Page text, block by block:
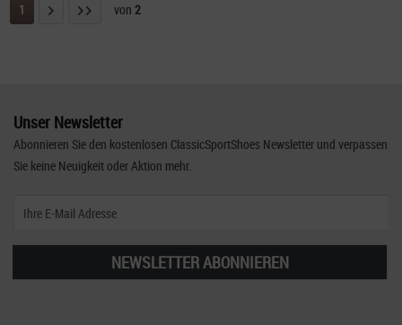
1 von 2
Unser Newsletter
Abonnieren Sie den kostenlosen ClassicSportShoes Newsletter und verpassen
Sie keine Neuigkeit oder Aktion mehr.
NEWSLETTER ABONNIEREN